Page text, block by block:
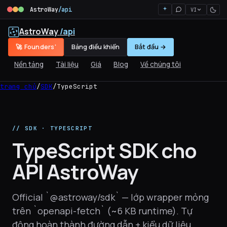
AstroWay/api VI
AstroWay/api
Nền tảng Tài liệu Giá Blog Về chúng tôi
🚀 Founders' Bảng điều khiển Bắt đầu →
trang chủ/SDK/TypeScript
// SDK · TYPESCRIPT
TypeScript SDK cho
API AstroWay
Official `@astroway/sdk` — lớp wrapper mỏng
trên `openapi-fetch` (~6 KB runtime). Tự
động hoàn thành đường dẫn + kiểu dữ liệu